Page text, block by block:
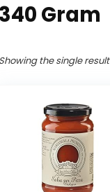
‎340 Gram
Showing the single result